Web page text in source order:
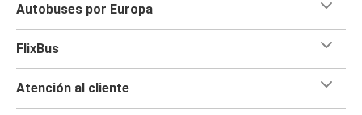
Autobuses por Europa
FlixBus
Atención al cliente